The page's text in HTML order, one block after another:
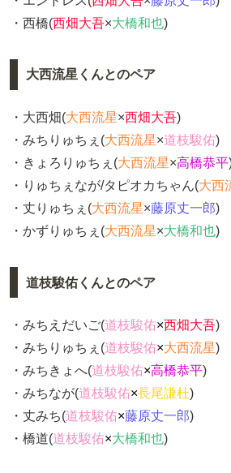
・西橋(西畑大吾×大橋和也)
大西流星くんとのペア
・大西畑(大西流星×西畑大吾)
・みちりゅちぇ(大西流星×道枝駿佑)
・きょろりゅちぇ(大西流星×高橋恭平
・りゅちぇなが/タピオカちゃん(大西
・丈りゅちぇ(大西流星×藤原丈一郎)
・かずりゅちぇ(大西流星×大橋和也)
道枝駿佑くんとのペア
・みちえだいご(道枝駿佑×西畑大吾)
・みちりゅちぇ(道枝駿佑×大西流星)
・みちきょへ(道枝駿佑×高橋恭平)
・みちなが(道枝駿佑×長尾謙杜)
・丈みち(道枝駿佑×藤原丈一郎)
・橋道(道枝駿佑×大橋和也)